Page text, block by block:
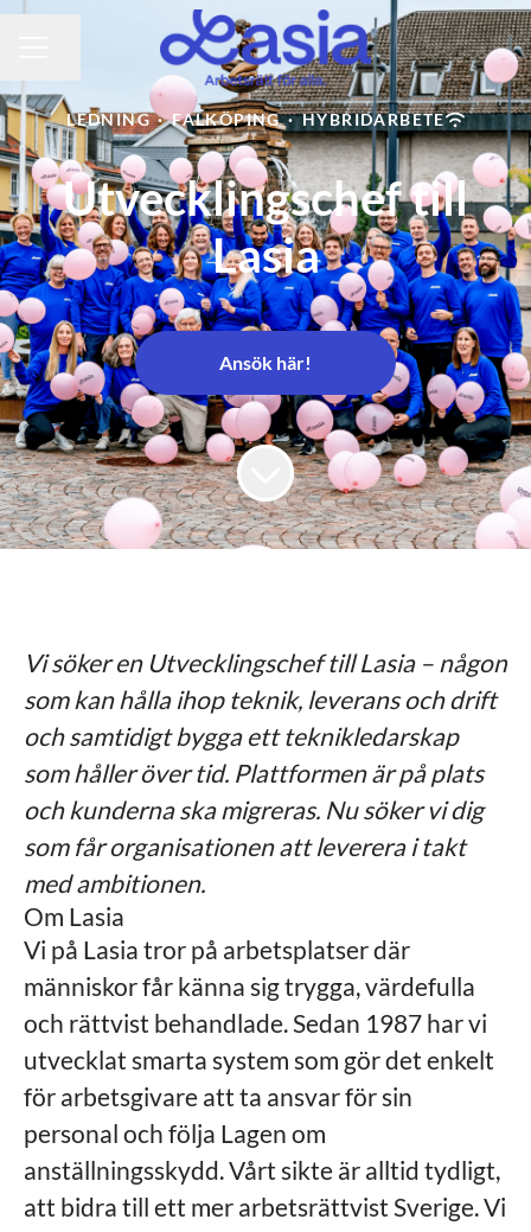
LEDNING · FALKÖPING · HYBRIDARBETE
Utvecklingschef till
Lasia
Ansök här!
Vi söker en Utvecklingschef till Lasia – någon
som kan hålla ihop teknik, leverans och drift
och samtidigt bygga ett teknikledarskap
som håller över tid. Plattformen är på plats
och kunderna ska migreras. Nu söker vi dig
som får organisationen att leverera i takt
med ambitionen.
Om Lasia
Vi på Lasia tror på arbetsplatser där
människor får känna sig trygga, värdefulla
och rättvist behandlade. Sedan 1987 har vi
utvecklat smarta system som gör det enkelt
för arbetsgivare att ta ansvar för sin
personal och följa Lagen om
anställningsskydd. Vårt sikte är alltid tydligt,
att bidra till ett mer arbetsrättvist Sverige. Vi